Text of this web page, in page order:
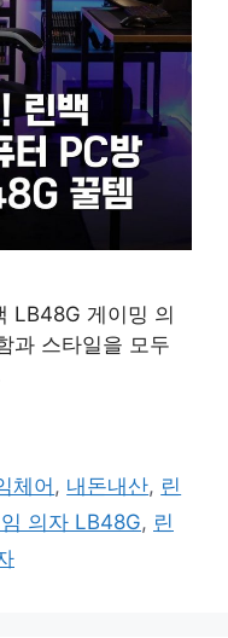
LB48G 게이밍 의
과 스타일을 모두
체어 , 내돈내산, 린
의자 LB48G, 린